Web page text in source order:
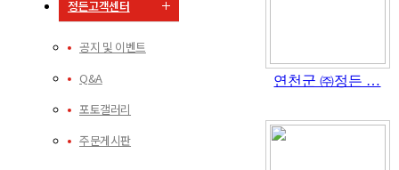
정든고객센터
공지 및 이벤트
Q&A
포토갤러리
주문게시판
연천군 ㈜정든 …